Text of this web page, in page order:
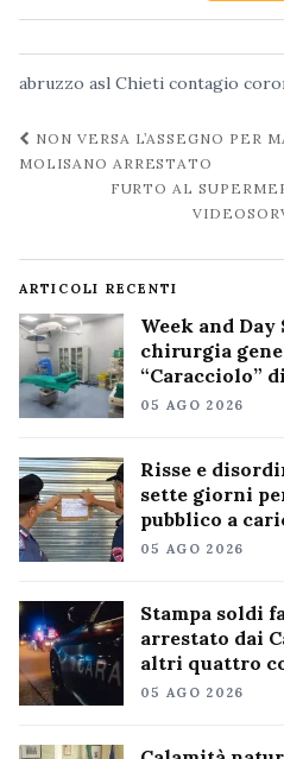
abruzzo asl Chieti contagio
Navigazione
post
NON VERSA L’ASSEGNO PER
MOLISANO ARRESTATO
FURTO AL
ARTICOLI RECENTI
Week and
chirurgia
“Caracciolo”
05 AGO 2026
Risse e
sette giorni
pubblico a
05 AGO 2026
Stampa soldi
arrestato dai
altri quattro
05 AGO 2026